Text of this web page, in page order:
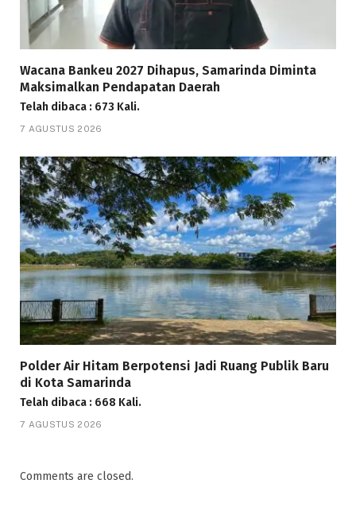
Wacana Bankeu 2027 Dihapus, Samarinda Diminta
Maksimalkan Pendapatan Daerah
Telah dibaca : 673 Kali.
7 AGUSTUS 2026
Polder Air Hitam Berpotensi Jadi Ruang Publik Baru
di Kota Samarinda
Telah dibaca : 668 Kali.
7 AGUSTUS 2026
Comments are closed.